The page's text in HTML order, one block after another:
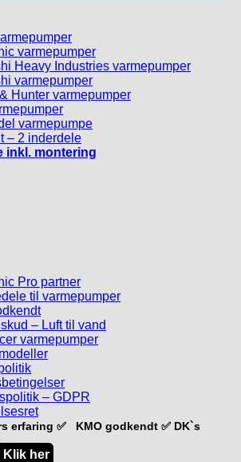
varmepumper
Heavy Industries varmepumper
varmepumper
Hunter varmepumper
varmepumpe
– 2 inderdele
inkl. montering
Pro partner
til varmepumper
– Luft til vand
varmepumper
– GDPR
erfaring ✅ KMO godkendt ✅ DK`s
Klik her